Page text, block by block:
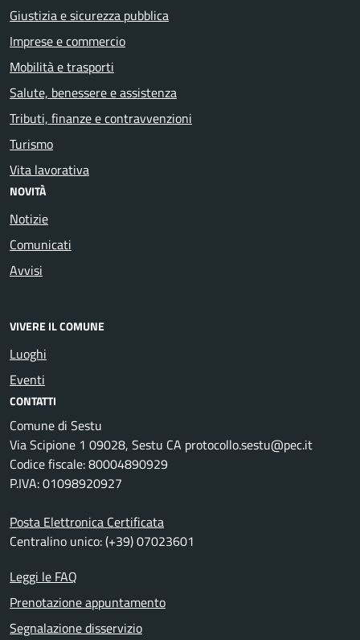
Giustizia e sicurezza pubblica
Imprese e commercio
Mobilità e trasporti
Salute, benessere e assistenza
Tributi, finanze e contravvenzioni
Turismo
Vita lavorativa
NOVITÀ
Notizie
Comunicati
Avvisi
VIVERE IL COMUNE
Luoghi
Eventi
CONTATTI
Comune di Sestu
Via Scipione 1 09028, Sestu CA protocollo.sestu@pec.it
Codice fiscale: 80004890929
P.IVA: 01098920927
Posta Elettronica Certificata
Centralino unico: (+39) 07023601
Leggi le FAQ
Prenotazione appuntamento
Segnalazione disservizio